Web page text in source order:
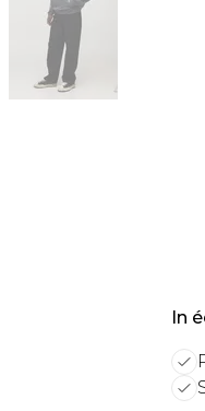
In